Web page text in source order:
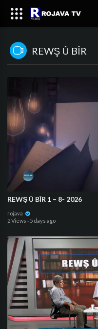
REWŞ Û BÎR
REWŞ Û BÎR 1 – 8- 2026
rojava
2 Views · 5 days ago